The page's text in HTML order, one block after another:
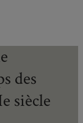
des
siècle